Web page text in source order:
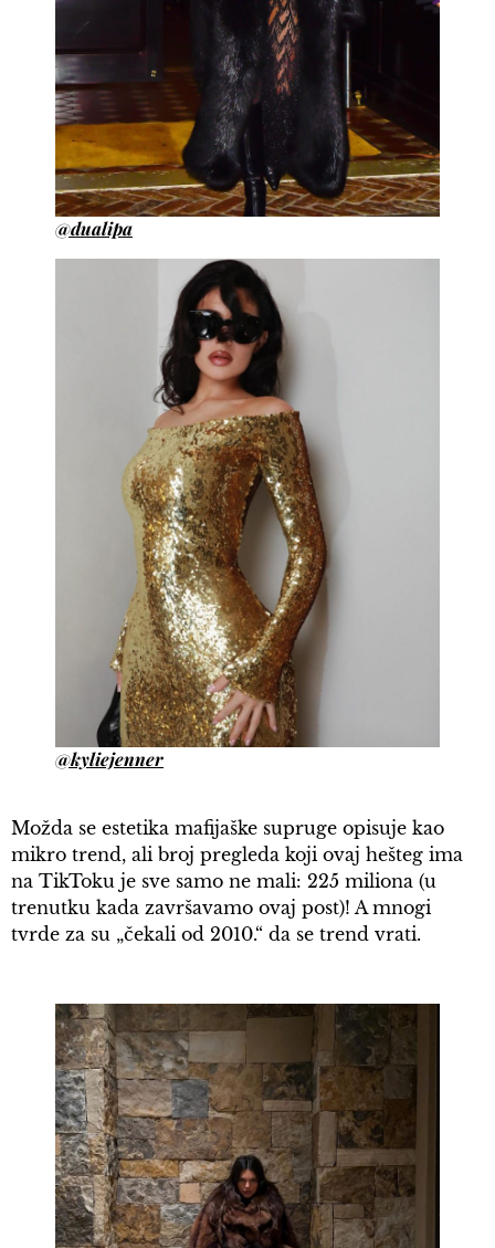
@dualipa
@kyliejenner
Možda se estetika mafijaške supruge opisuje kao
mikro trend, ali broj pregleda koji ovaj hešteg ima
na TikToku je sve samo ne mali: 225 miliona (u
trenutku kada završavamo ovaj post)! A mnogi
tvrde za su „čekali od 2010.“ da se trend vrati.